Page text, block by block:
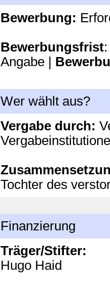
Bewerbung:
Bewerbungsfrist
Angabe |
Wer wählt aus?
Vergabe durch:
Tochter des
Finanzierung
Träger/Stifter:
Hugo Haid